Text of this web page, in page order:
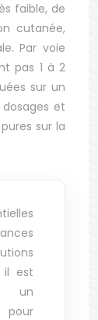
faible, de
cutanée,
Par voie
pas 1 à 2
sur un
et
sur la
il est
un